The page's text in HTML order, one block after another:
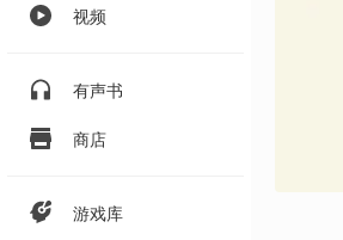
视频
有声书
商店
游戏库